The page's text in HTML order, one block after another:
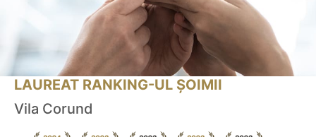
LAUREAT RANKING-UL ȘOIMII
Vila Corund